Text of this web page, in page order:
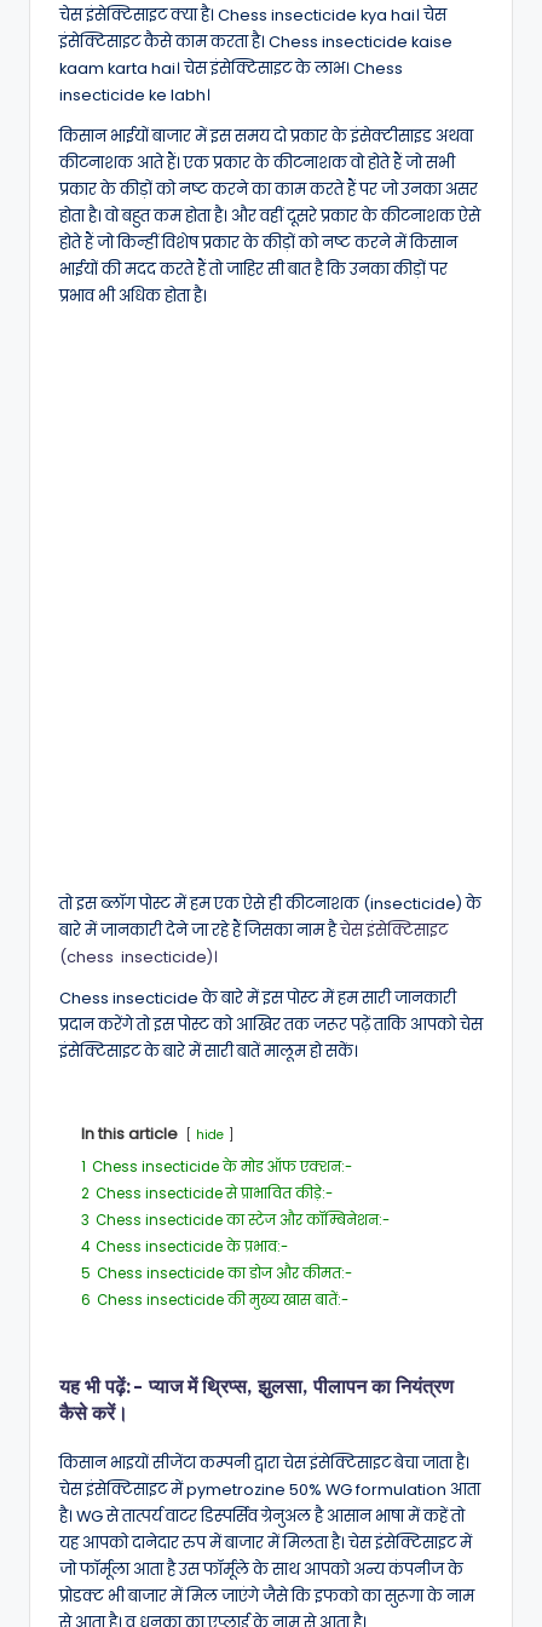
चेस इंसेक्टिसाइट क्या है। Chess insecticide kya hai। चेस
इंसेक्टिसाइट कैसे काम करता है। Chess insecticide kaise
kaam karta hai। चेस इंसेक्टिसाइट के लाभ। Chess
insecticide ke labh।
किसान भाईयों बाजार में इस समय दो प्रकार के इंसेक्टीसाइड अथवा
कीटनाशक आते हैं। एक प्रकार के कीटनाशक वो होते हैं जो सभी
प्रकार के कीड़ों को नष्ट करने का काम करते हैं पर जो उनका असर
होता है। वो बहुत कम होता है। और वहीं दूसरे प्रकार के कीटनाशक ऐसे
होते हैं जो किन्हीं विशेष प्रकार के कीड़ों को नष्ट करने में किसान
भाईयों की मदद करते हैं तो जाहिर सी बात है कि उनका कीड़ों पर
प्रभाव भी अधिक होता है।
तो इस ब्लॉग पोस्ट में हम एक ऐसे ही कीटनाशक (insecticide) के
बारे में जानकारी देने जा रहे हैं जिसका नाम हैचेस इंसेक्टिसाइट
(chess insecticide)।
Chess insecticide के बारे में इस पोस्ट में हम सारी जानकारी
प्रदान करेंगे तो इस पोस्ट को आखिर तक जरूर पढ़ें ताकि आपको चेस
इंसेक्टिसाइट के बारे में सारी बातें मालूम हो सकें।
In this article hide
1 Chess insecticide के मोड ऑफ एक्शन:-
2 Chess insecticide से प्राभावित कीड़े:-
3 Chess insecticide का स्टेज और कॉम्बिनेशन:-
4 Chess insecticide के प्रभाव:-
5 Chess insecticide का डोज और कीमत:-
6 Chess insecticide की मुख्य खास बातें:-
यह भी पढ़ें:-प्याज में थ्रिप्स, झुलसा, पीलापन का नियंत्रण
कैसे करें।
किसान भाइयों सीजेंटा कम्पनी द्वारा चेस इंसेक्टिसाइट बेचा जाता है।
चेस इंसेक्टिसाइट में pymetrozine 50% WG formulation आता
है। WG से तात्पर्य वाटर डिस्पर्सिव ग्रेनुअल है आसान भाषा में कहें तो
यह आपको दानेदार रुप में बाजार में मिलता है। चेस इंसेक्टिसाइट में
जो फॉर्मूला आता है उस फॉर्मूले के साथ आपको अन्य कंपनीज के
प्रोडक्ट भी बाजार में मिल जाएंगे जैसे कि इफको का सुरूगा के नाम
से आता है। व धनुका का एप्लाई के नाम से आता है।